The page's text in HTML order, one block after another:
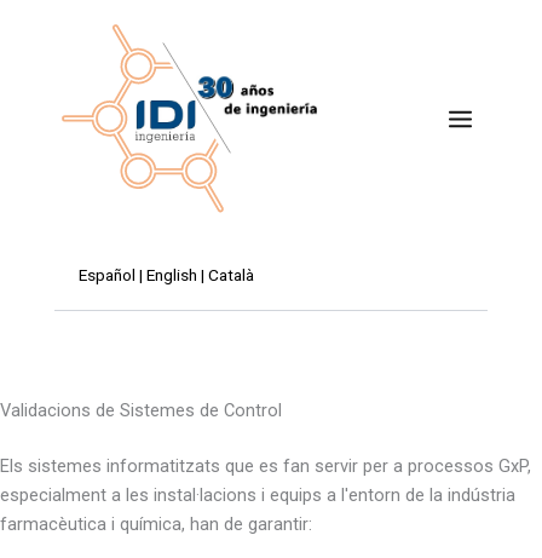
Español | English | Català
Validacions de Sistemes de Control
Els sistemes informatitzats que es fan servir per a processos GxP,
especialment a les instal·lacions i equips a l'entorn de la indústria
farmacèutica i química, han de garantir: